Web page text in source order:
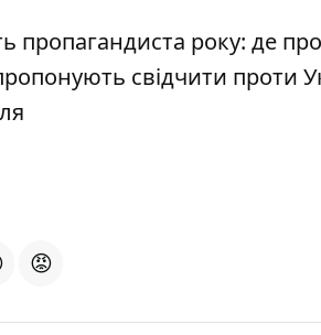
пропагандиста року: де
свідчити проти
😡